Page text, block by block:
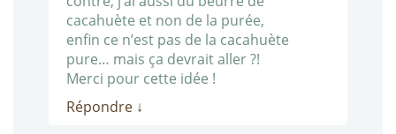
cacahuète et non de la purée,
enfin ce n’est pas de la cacahuète
pure… mais ça devrait aller ?!
Merci pour cette idée !
Répondre ↓